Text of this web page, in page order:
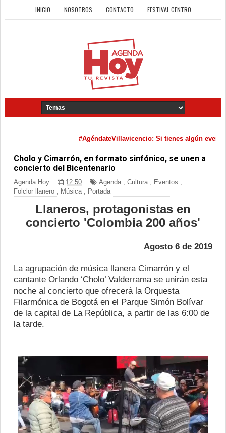
INICIO NOSOTROS CONTACTO FESTIVAL CENTRO
#AgéndateVillavicencio: Si tienes algún evento
Cholo y Cimarrón, en formato sinfónico, se unen a
concierto del Bicentenario
Agenda Hoy 12:50 Agenda Cultura Eventos
Folclor llanero
Música Portada
Llaneros, protagonistas en
concierto 'Colombia 200 años'
Agosto 6 de 2019
La agrupación de música llanera Cimarrón y el
cantante Orlando ‘Cholo’ Valderrama se unirán esta
noche al concierto que ofrecerá la Orquesta
Filarmónica de Bogotá en el Parque Simón Bolívar
de la capital de La República, a partir de las 6:00 de
la tarde.